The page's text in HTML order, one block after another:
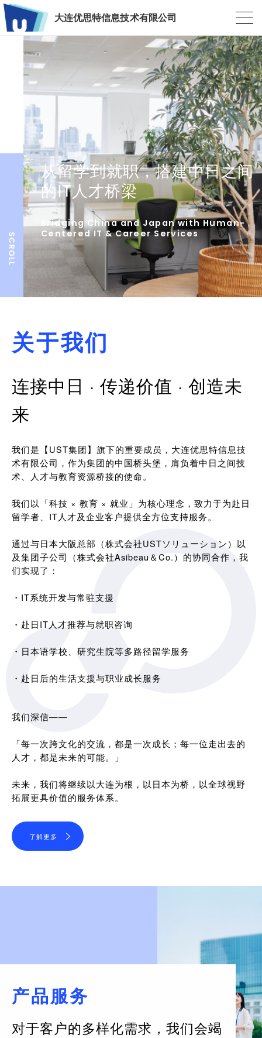
大连优思特信息技术有限公司
从留学到就职，搭建中日之间
的IT人才桥梁
Bridging China and Japan with Human-
Centered IT & Career Services
关于我们
连接中日 · 传递价值 · 创造未
来
我们是【UST集团】旗下的重要成员，大连优思特信息技
术有限公司，作为集团的中国桥头堡，肩负着中日之间技
术、人才与教育资源桥接的使命。
我们以「科技 × 教育 × 就业」为核心理念，致力于为赴日
留学者、IT人才及企业客户提供全方位支持服务。
通过与日本大阪总部（株式会社USTソリューション）以
及集团子公司（株式会社Asibeau＆Co.）的协同合作，我
们实现了：
・IT系统开发与常驻支援
・赴日IT人才推荐与就职咨询
・日本语学校、研究生院等多路径留学服务
・赴日后的生活支援与职业成长服务
我们深信——
「每一次跨文化的交流，都是一次成长；每一位走出去的
人才，都是未来的可能。」
未来，我们将继续以大连为根，以日本为桥，以全球视野
拓展更具价值的服务体系。
了解更多
产品服务
对于客户的多样化需求， 我们会竭